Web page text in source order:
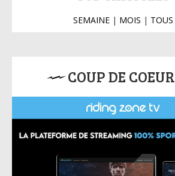
SEMAINE| MOIS | TOUS
COUP DE COEUR